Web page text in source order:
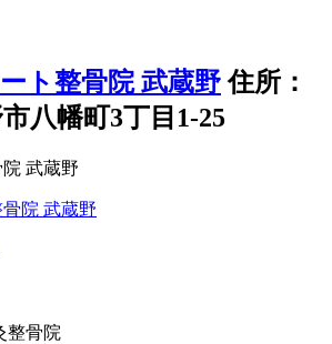
住所：
八幡町3丁目1-25
武蔵野
整骨院